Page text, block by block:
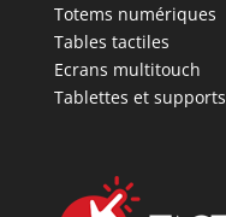
Totems numériques
Tables tactiles
Ecrans multitouch
Tablettes et supports